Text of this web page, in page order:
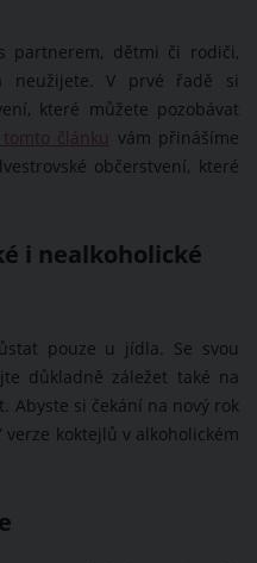
partnerem, dětmi či rodiči,
neužijete. V prvé řadě si
které můžete pozobávat
tomto článku vám přinášíme
občerstvení, které
i nealkoholické
pouze u jídla. Se svou
důkladně záležet také na
Abyste si čekání na nový rok
koktejlů v alkoholickém